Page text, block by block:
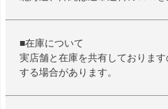
■在庫について
実店舗と在庫を共有しておりま
する場合があります。